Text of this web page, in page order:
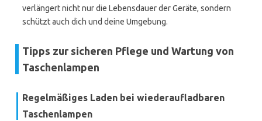
verlängert nicht nur die Lebensdauer der Geräte, sondern
schützt auch dich und deine Umgebung.
Tipps zur sicheren Pflege und Wartung von
Taschenlampen
Regelmäßiges Laden bei wiederaufladbaren
Taschenlampen